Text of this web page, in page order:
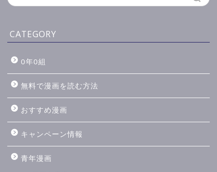
CATEGORY
0年0組
無料で漫画を読む方法
おすすめ漫画
キャンペーン情報
青年漫画